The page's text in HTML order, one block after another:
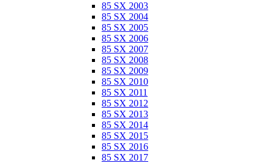
85 SX 2003
85 SX 2004
85 SX 2005
85 SX 2006
85 SX 2007
85 SX 2008
85 SX 2009
85 SX 2010
85 SX 2011
85 SX 2012
85 SX 2013
85 SX 2014
85 SX 2015
85 SX 2016
85 SX 2017